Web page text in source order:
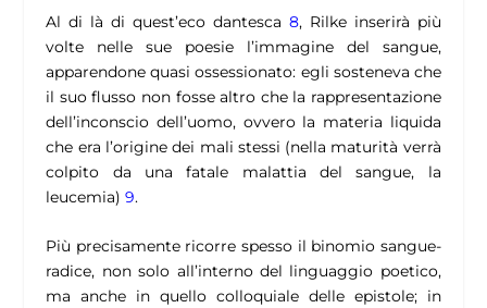
Al di là di quest’eco dantesca 8, Rilke inserirà più
volte nelle sue poesie l’immagine del sangue,
apparendone quasi ossessionato: egli sosteneva che
il suo flusso non fosse altro che la rappresentazione
dell’inconscio dell’uomo, ovvero la materia liquida
che era l’origine dei mali stessi (nella maturità verrà
colpito da una fatale malattia del sangue, la
leucemia)9.
Più precisamente ricorre spesso il binomio sangue-
radice, non solo all’interno del linguaggio poetico,
ma anche in quello colloquiale delle epistole; in